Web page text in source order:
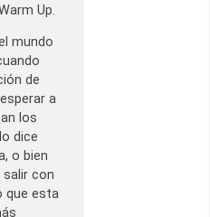
Up.
mundo
de
a
los
dice
o bien
salir con
que esta